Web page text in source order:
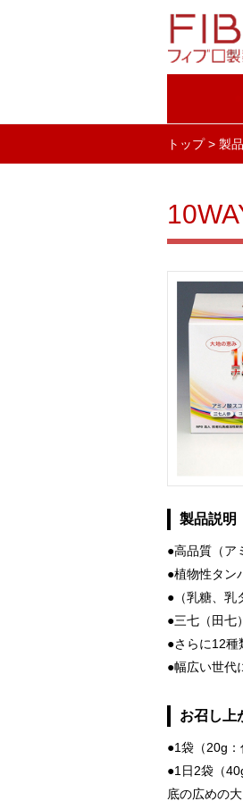
トップ> 製
製品説明
●高品質（ア
●植物性タン
●（乳糖、乳
●三七（田七
●さらに12種
●幅広い世代
お召し上
●1袋（20g
●1日2袋（
底の広めの